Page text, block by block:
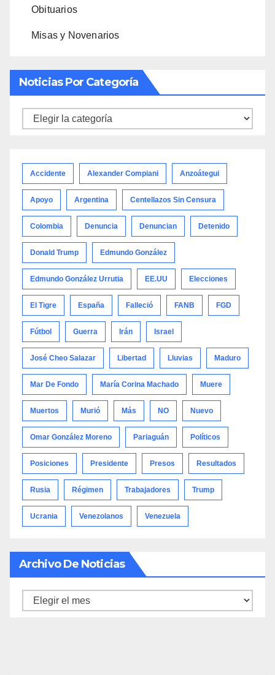
Obituarios
Misas y Novenarios
Noticias Por Categoría
Noticias
Accidente Alexander Compiani Anzoátegui
Apoyo Argentina Centellazos Sin Censura
Colombia Denuncia Denuncian Detenido
Donald Trump Edmundo González
Edmundo González Urrutia EE.UU Elecciones
El Tigre España Falleció FANB FGD
Fútbol Guerra Irán Israel
José Cheo Salazar Libertad Lluvias Maduro
Mar De Fondo María Corina Machado Muere
Muertos Murió Más NO Nuevo
Omar González Moreno Pariaguán Políticos
Posiciones Presidente Presos Resultados
Rusia Régimen Trabajadores Trump
Ucrania Venezolanos Venezuela
Archivo De Noticias
Archivo